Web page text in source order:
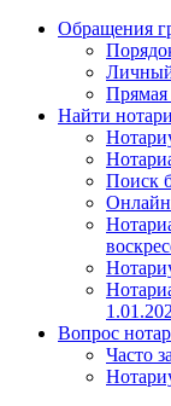
Обращения
Прямая
Найти
Поиск
Онлайн
Вопрос
Часто